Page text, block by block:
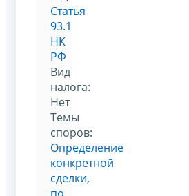
Статья
93.1
НК
РФ
Вид
налога:
Нет
Темы
споров:
Определение
конкретной
сделки,
по